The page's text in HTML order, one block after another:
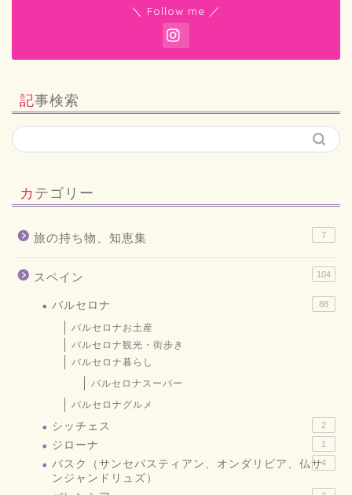
＼ Follow me ／
記事検索
カテゴリー
旅の持ち物、知恵集 7
スペイン 104
バルセロナ 88
バルセロナお土産
バルセロナ観光・街歩き
バルセロナ暮らし
バルセロナスーパー
バルセロナグルメ
シッチェス 2
ジローナ 1
バスク（サンセバスティアン、オンダリビア、仏サ
ンジャンドリュズ）
4